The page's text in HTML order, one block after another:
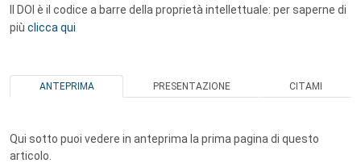
Il DOI è il codice a barre della proprietà intellettuale: per saperne di
più clicca qui
ANTEPRIMA PRESENTAZIONE CITAMI
Qui sotto puoi vedere in anteprima la prima pagina di questo
articolo.